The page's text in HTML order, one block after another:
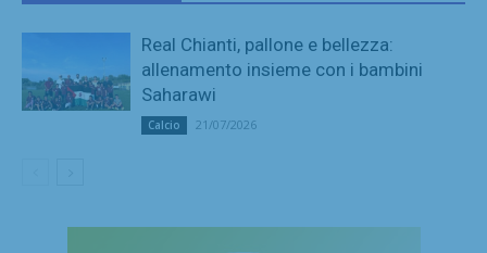
Real Chianti, pallone e bellezza:
allenamento insieme con i bambini
Saharawi
Calcio 21/07/2026